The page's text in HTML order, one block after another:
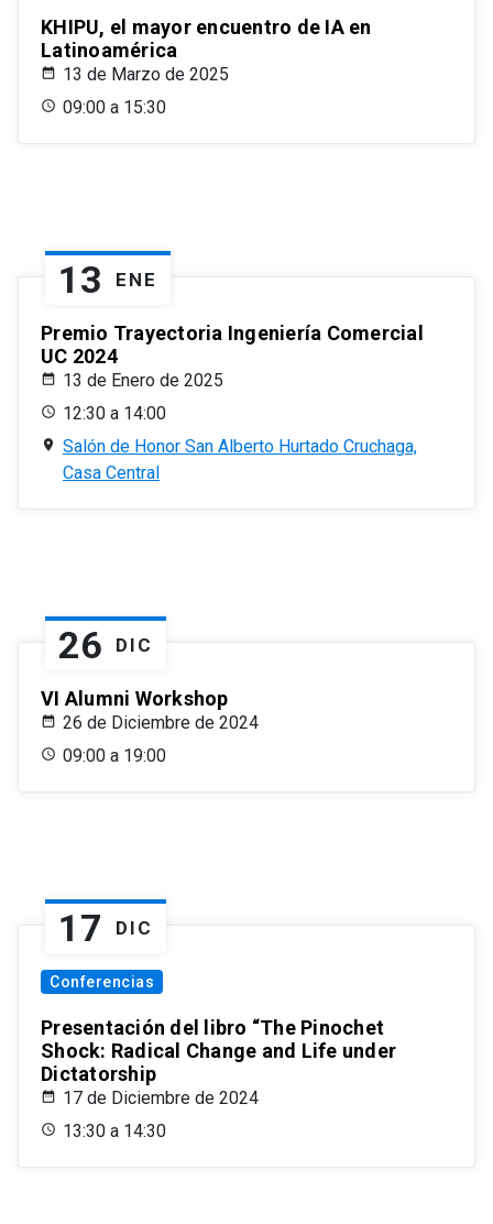
KHIPU, el mayor encuentro de IA en
Latinoamérica
13 de Marzo de 2025
09:00 a 15:30
13 ENE
Premio Trayectoria Ingeniería Comercial
UC 2024
13 de Enero de 2025
12:30 a 14:00
Salón de Honor San Alberto Hurtado Cruchaga,
Casa Central
26 DIC
VI Alumni Workshop
26 de Diciembre de 2024
09:00 a 19:00
17 DIC
Conferencias
Presentación del libro “The Pinochet
Shock: Radical Change and Life under
Dictatorship
17 de Diciembre de 2024
13:30 a 14:30